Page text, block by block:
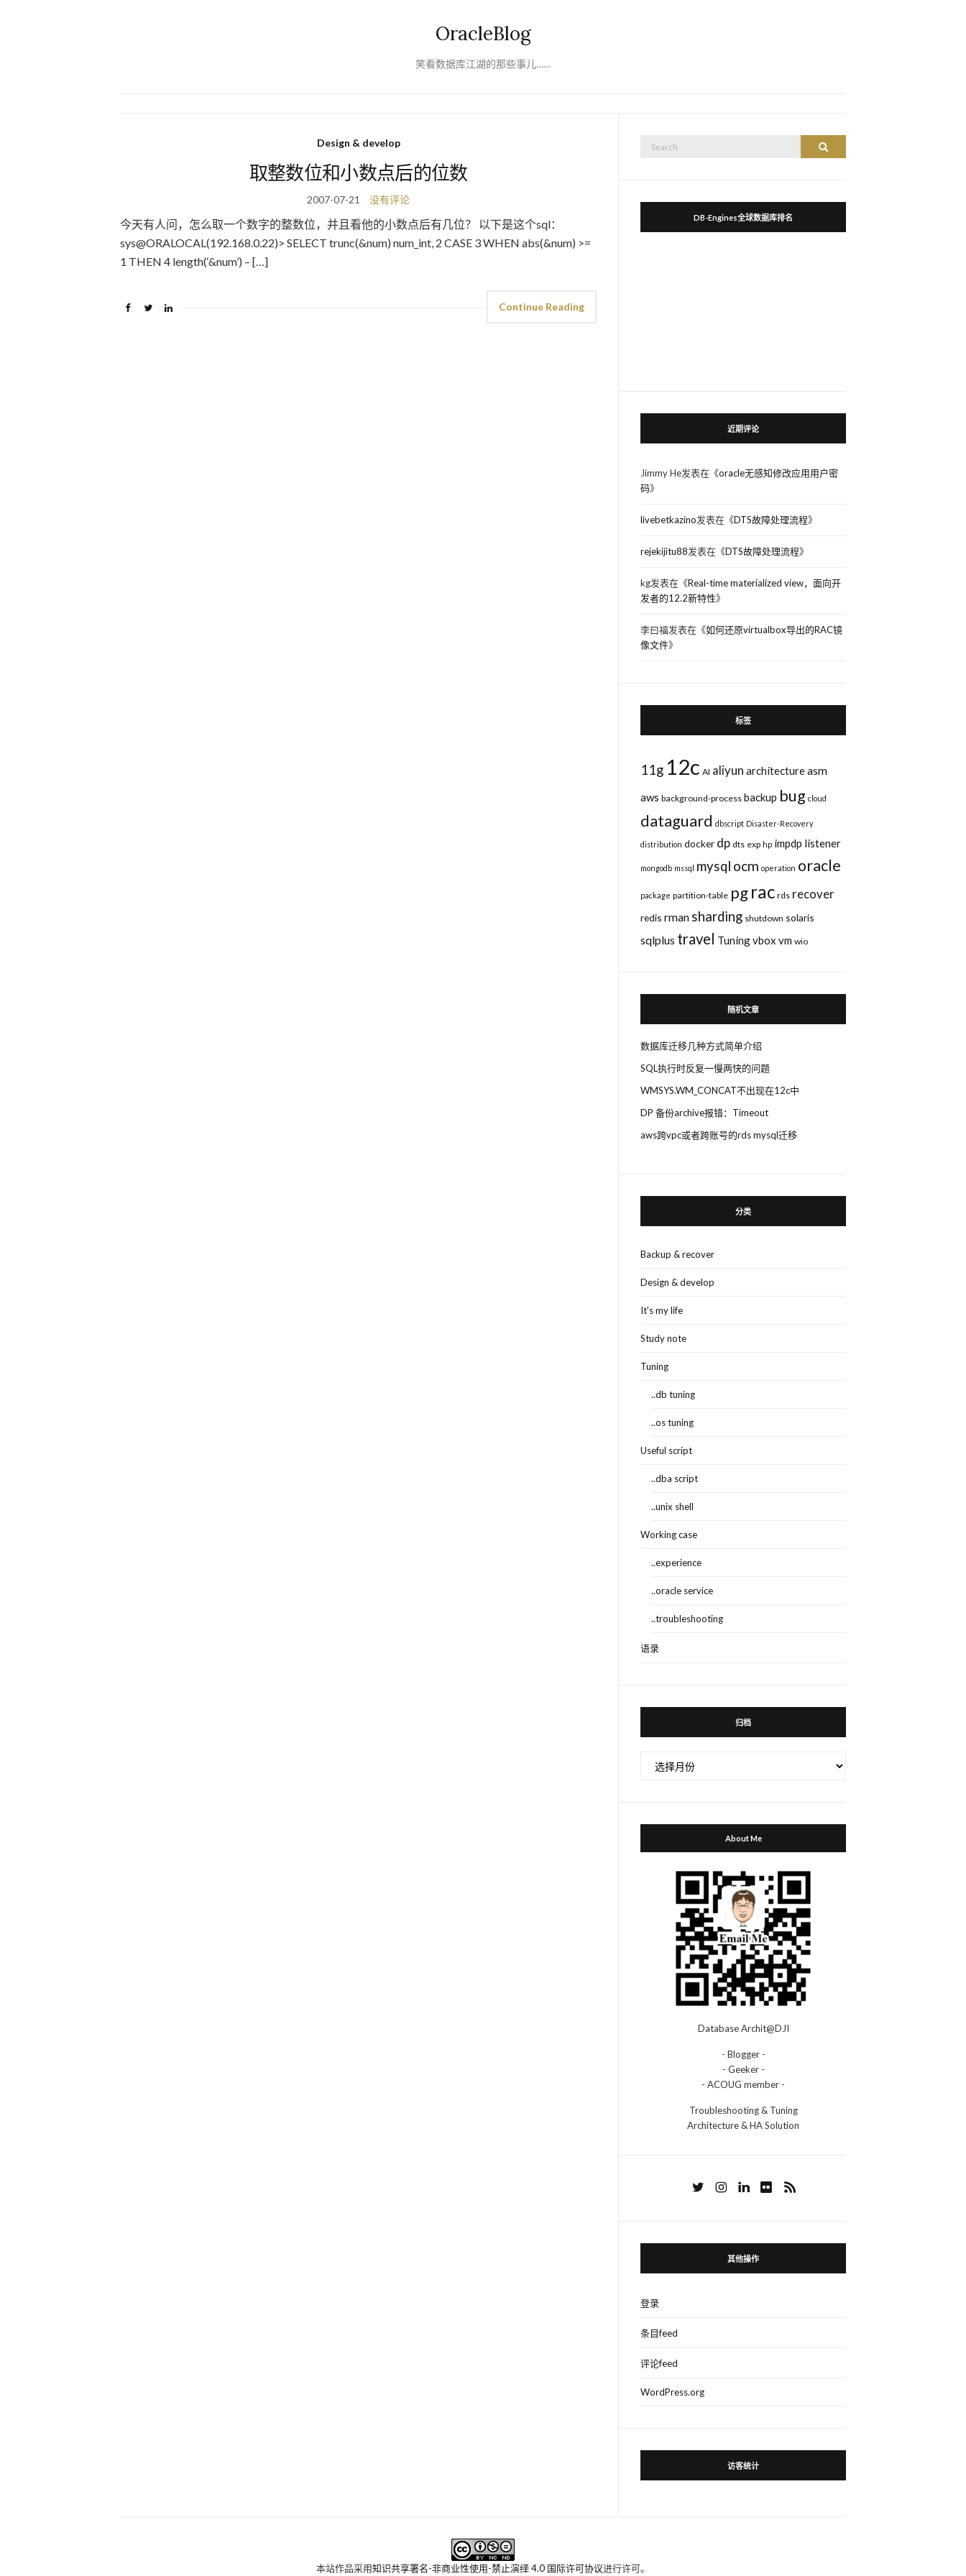
OracleBlog
笑看数据库江湖的那些事儿……
Design & develop
取整数位和小数点后的位数
2007-07-21 没有评论
今天有人问，怎么取一个数字的整数位，并且看他的小数点后有几位？ 以下是这个sql：
sys@ORALOCAL(192.168.0.22)> SELECT trunc(&num) num_int, 2 CASE 3 WHEN abs(&num) >=
1 THEN 4 length(‘&num’) – […]
Continue Reading
Search
DB-Engines全球数据库排名
近期评论
Jimmy He发表在《oracle无感知修改应用用户密
码》
livebetkazino发表在《DTS故障处理流程》
rejekijitu88发表在《DTS故障处理流程》
kg发表在《Real-time materialized view，面向开
发者的12.2新特性》
李曰福发表在《如何还原virtualbox导出的RAC镜
像文件》
标签
11g 12c AI aliyun architectureasm
aws background-process backup bug cloud
dataguard dbscript Disaster-Recovery
distribution docker dp dts exp hp impdp listener
mongodb mssql mysql ocm operation oracle
package partition-table pgrac rds recover
redis rman sharding shutdown solaris
sqlplus travel Tuningvbox vm wio
随机文章
数据库迁移几种方式简单介绍
SQL执行时反复一慢两快的问题
WMSYS.WM_CONCAT不出现在12c中
DP 备份archive报错：Timeout
aws跨vpc或者跨账号的rds mysql迁移
分类
Backup & recover
Design & develop
It's my life
Study note
Tuning
..db tuning
..os tuning
Useful script
..dba script
..unix shell
Working case
..experience
..oracle service
..troubleshooting
语录
归档
About Me
Database Archit@DJI
- Blogger -
- Geeker -
- ACOUG member -
Troubleshooting & Tuning
Architecture & HA Solution
其他操作
登录
条目feed
评论feed
WordPress.org
访客统计
本站作品采用知识共享署名-非商业性使用-禁止演绎 4.0 国际许可协议进行许可。